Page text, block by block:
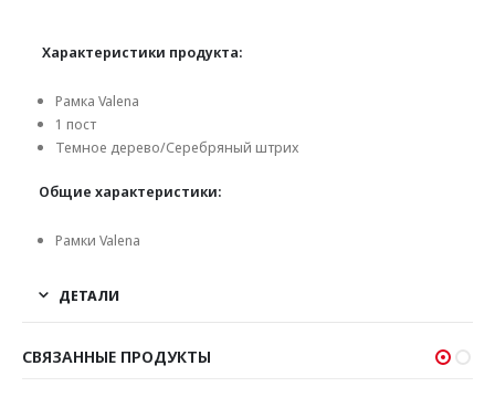
Характеристики продукта:
Рамка Valena
1 пост
Темное дерево/Серебряный штрих
Общие характеристики:
Рамки Valena
ДЕТАЛИ
СВЯЗАННЫЕ ПРОДУКТЫ